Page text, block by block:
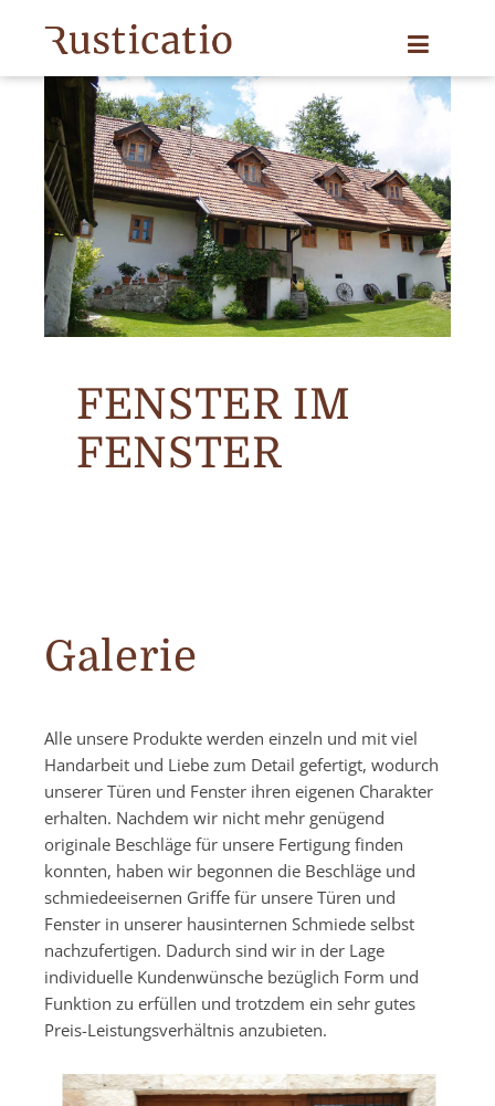
FENSTER IM
FENSTER
Galerie
Alle unsere Produkte werden einzeln und mit viel
Handarbeit und Liebe zum Detail gefertigt, wodurch
unserer Türen und Fenster ihren eigenen Charakter
erhalten. Nachdem wir nicht mehr genügend
originale Beschläge für unsere Fertigung finden
konnten, haben wir begonnen die Beschläge und
schmiedeeisernen Griffe für unsere Türen und
Fenster in unserer hausinternen Schmiede selbst
nachzufertigen. Dadurch sind wir in der Lage
individuelle Kundenwünsche bezüglich Form und
Funktion zu erfüllen und trotzdem ein sehr gutes
Preis-Leistungsverhältnis anzubieten.